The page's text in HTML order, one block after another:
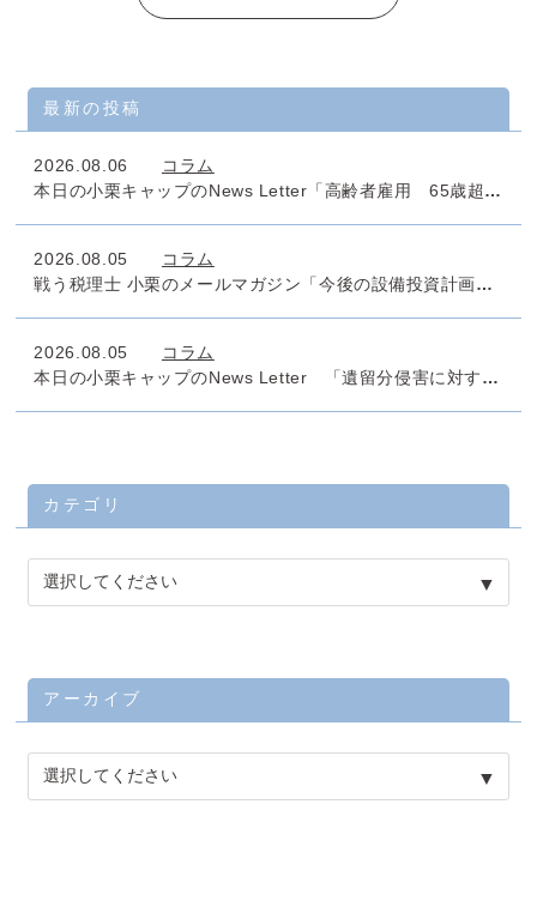
最新の投稿
2026.08.06
コラム
本日の小栗キャップのNews Letter「高齢者雇用 65歳超雇用推進助成金」
2026.08.05
コラム
戦う税理士 小栗のメールマガジン「今後の設備投資計画のタックスマネジメントは万全でしょうか」No.1011
2026.08.05
コラム
本日の小栗キャップのNews Letter 「遺留分侵害に対する課税」
カテゴリ
アーカイブ